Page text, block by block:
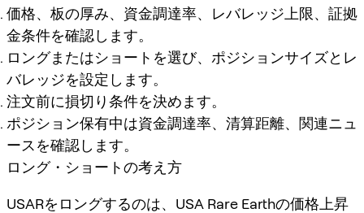
価格、板の厚み、資金調達率、レバレッジ上限、証拠
金条件を確認します。
ロングまたはショートを選び、ポジションサイズとレ
バレッジを設定します。
注文前に損切り条件を決めます。
ポジション保有中は資金調達率、清算距離、関連ニュ
ースを確認します。
ロング・ショートの考え方
USARをロングするのは、USA Rare Earthの価格上昇